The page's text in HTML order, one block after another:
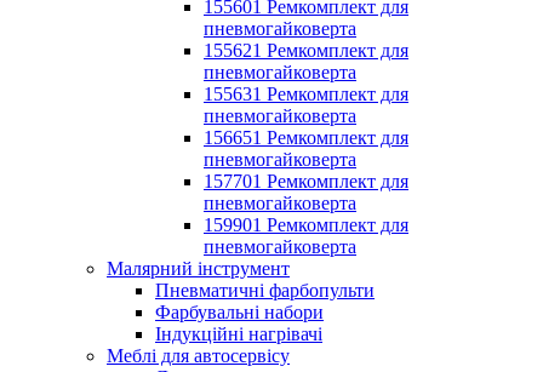
155601 Ремкомплект для
пневмогайковерта
155621 Ремкомплект для
пневмогайковерта
155631 Ремкомплект для
пневмогайковерта
156651 Ремкомплект для
пневмогайковерта
157701 Ремкомплект для
пневмогайковерта
159901 Ремкомплект для
пневмогайковерта
Малярний інструмент
Пневматичні фарбопульти
Фарбувальні набори
Індукційні нагрівачі
Меблі для автосервісу